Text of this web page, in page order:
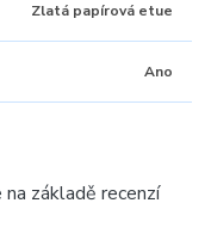
Zlatá papírová etue
Ano
na základě recenzí